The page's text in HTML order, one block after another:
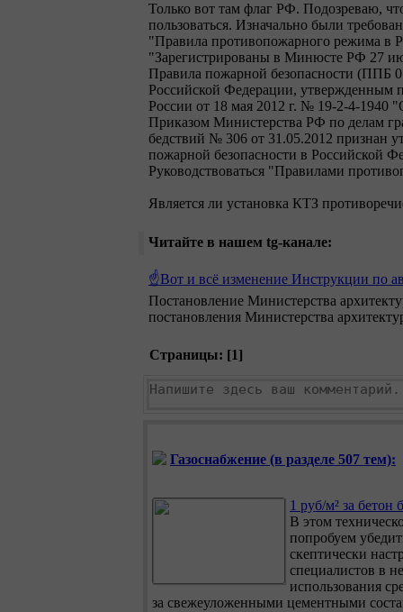
Только вот там флаг РФ. Подозреваю,
пользоваться. Изначально были
"Правила противопожарного режима в
"Зарегистрированы в Минюсте РФ 27
Правила пожарной безопасности (ППБ
Российской Федерации, утвержденным
России от 18 мая 2012 г. № 19-2-4-
Приказом Министерства РФ по делам
бедствий № 306 от 31.05.2012 признан
пожарной безопасности в Российской
Руководствоваться "Правилами
Является ли установка КТЗ
Читайте в нашем tg-канале:
☝️Вот и всё изменение Инструкции по
Постановление Министерства
постановления Министерства
Страницы: [1]
Газоснабжение (в разделе 507 тем):
1 руб/м² за бетон
В этом
попробуем
скептически
специалистов в
использования
за свежеуложенными цементными